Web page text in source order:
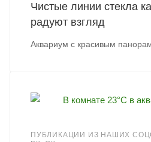
Чистые линии стекла
радуют взгляд
Аквариум с красивым
ПУБЛИКАЦИИ ИЗ НАШИХ